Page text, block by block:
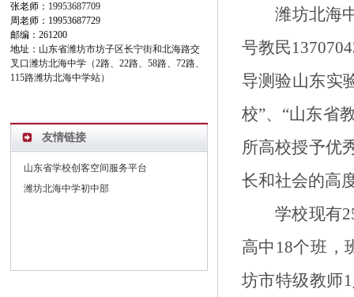
潍坊北海
号教民
导测验山东实
校”、 “山东省
所高校授予优
长和社会的高
学校现有
高中 18个班，
坊市特级教师1
张老师： 19953687709
周老师：19953687729
邮编：261200
地址： 山东省潍坊市坊子区长宁街和北海路交
叉口潍坊北海中学（2路、22路、58路、72路、
115路潍坊北海中学站）
友情链接
山东省学校创客空间服务平台
潍坊北海中学初中部